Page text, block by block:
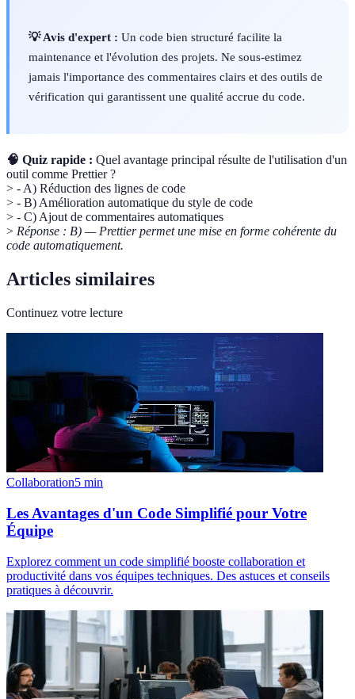
💡 Avis d'expert : Un code bien structuré facilite la
maintenance et l'évolution des projets. Ne sous-estimez
jamais l'importance des commentaires clairs et des outils de
vérification qui garantissent une qualité accrue du code.
🧠 Quiz rapide : Quel avantage principal résulte de l'utilisation d'un
outil comme Prettier ?
> - A) Réduction des lignes de code
> - B) Amélioration automatique du style de code
> - C) Ajout de commentaires automatiques
> Réponse : B) — Prettier permet une mise en forme cohérente du
code automatiquement.
Articles similaires
Continuez votre lecture
Collaboration5 min
Les Avantages d'un Code Simplifié pour Votre
Équipe
Explorez comment un code simplifié booste collaboration et
productivité dans vos équipes techniques. Des astuces et conseils
pratiques à découvrir.